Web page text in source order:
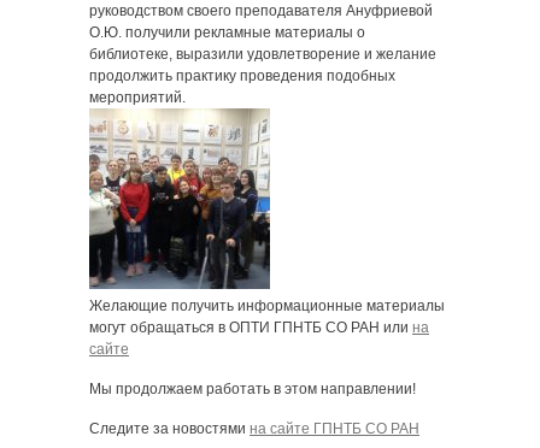
руководством своего преподавателя Ануфриевой
О.Ю. получили рекламные материалы о
библиотеке, выразили удовлетворение и желание
продолжить практику проведения подобных
мероприятий.
Желающие получить информационные материалы
могут обращаться в ОПТИ ГПНТБ СО РАН или на
сайте
Мы продолжаем работать в этом направлении!
Следите за новостями на сайте ГПНТБ СО РАН